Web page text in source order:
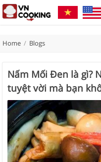
Home / Blogs
Nấm Mối Đen là gì?
tuyệt vời mà bạn